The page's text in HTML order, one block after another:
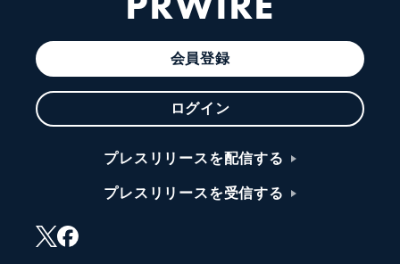
会員登録
ログイン
プレスリリースを配信する
プレスリリースを受信する